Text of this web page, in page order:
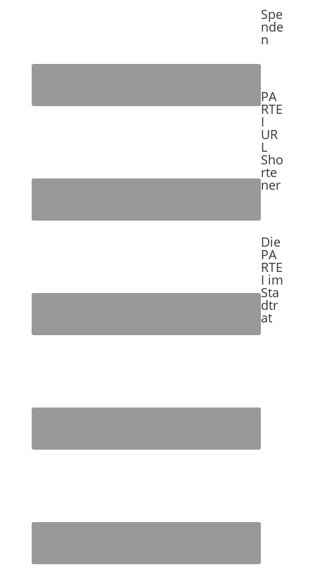
Spe
nde
n
PA
RTE
I
UR
L
Sho
rte
ner
Die
PA
RTE
I im
Sta
dtr
at